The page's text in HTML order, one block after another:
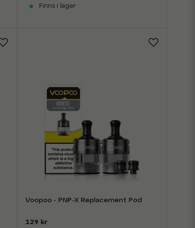
Finns i lager
Voopoo - PNP-X Replacement Pod
129 kr